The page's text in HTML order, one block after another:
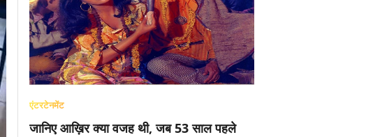
एंटरटेनमेंट
जानिए आख़िर क्या वजह थी, जब 53 साल पहले